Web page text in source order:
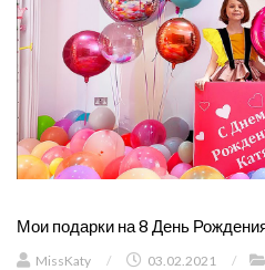
Мои подарки на 8 День
MissKaty / 03.02.2021 /